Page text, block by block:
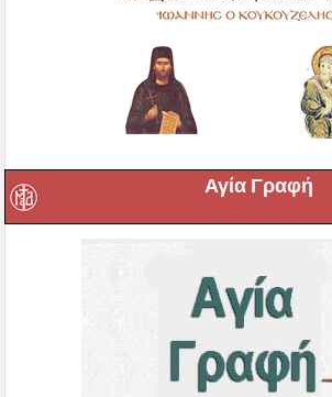
Αγία Γραφή